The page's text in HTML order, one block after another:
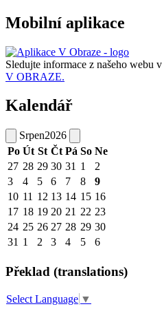
Mobilní aplikace
Sledujte informace z našeho webu v
V OBRAZE.
Kalendář
Srpen2026
Po Út St Čt Pá So Ne
27 28 29 30 31 1
2
3
4 5 6 7 8
9
10 11 12 13 14 15 16
17 18 19 20 21 22 23
24 25 26 27 28 29 30
31 1 2 3 4 5 6
Překlad (translations)
Select Language ▼